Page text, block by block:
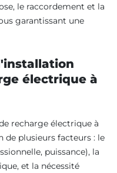
le raccordement et la
garantissant une
électrique à
recharge électrique à
de plusieurs facteurs : le
puissance), la
et la nécessité